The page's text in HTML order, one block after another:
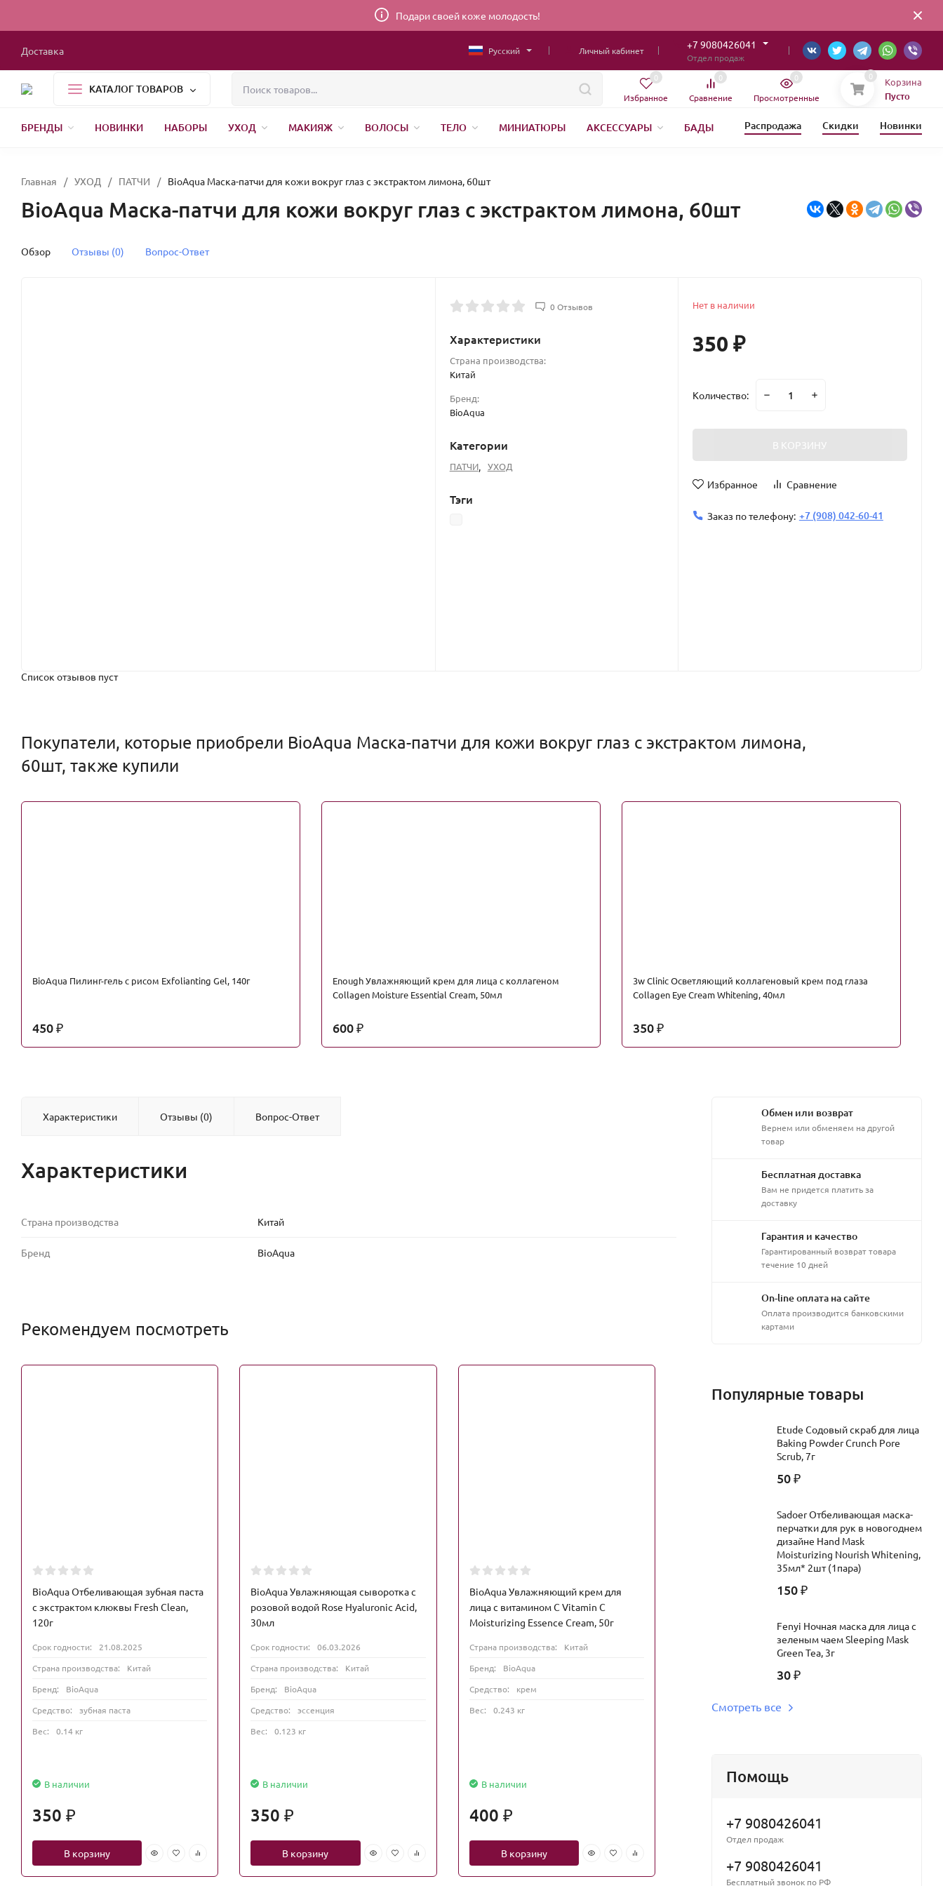
Подари своей коже молодость!
Доставка Русский Личный кабинет +7 9080426041
Отдел продаж
КАТАЛОГ ТОВАРОВ
Избранное
0
Сравнение
0
Просмотренные
0 0 Корзина
Пусто
БРЕНДЫ НОВИНКИ НАБОРЫ УХОД МАКИЯЖ ВОЛОСЫ ТЕЛО МИНИАТЮРЫ АКСЕССУАРЫ
БАДЫ
Распродажа Скидки Новинки
Главная / УХОД / ПАТЧИ / BioAqua Маска-патчи для кожи вокруг глаз с экстрактом лимона, 60шт
BioAqua Маска-патчи для кожи вокруг глаз с экстрактом лимона, 60шт
Обзор Отзывы (0) Вопрос-Ответ
0 Отзывов
Характеристики
Страна производства:
Китай
Бренд:
BioAqua
Категории
ПАТЧИ, УХОД
Тэги
Нет в наличии
350 ₽
Количество:
В КОРЗИНУ
Избранное Сравнение
Заказ по телефону: +7 (908) 042-60-41
Список отзывов пуст
Покупатели, которые приобрели BioAqua Маска-патчи для кожи вокруг глаз с экстрактом лимона,
60шт, также купили
BioAqua Пилинг-гель с рисом Exfolianting Gel, 140г
450 ₽
Enough Увлажняющий крем для лица с коллагеном
Collagen Moisture Essential Cream, 50мл
600 ₽
3w Clinic Осветляющий коллагеновый крем под глаза
Collagen Eye Cream Whitening, 40мл
350 ₽
Характеристики Отзывы (0) Вопрос-Ответ
Характеристики
Страна производства Китай
Бренд BioAqua
Рекомендуем посмотреть
BioAqua Отбеливающая зубная паста
с экстрактом клюквы Fresh Clean,
120г
Срок годности:
21.08.2025
Страна производства:
Китай
Бренд:
BioAqua
Средство:
зубная паста
Вес:
0.14 кг
В наличии
350 ₽
В корзину
BioAqua Увлажняющая сыворотка с
розовой водой Rose Hyaluronic Acid,
30мл
Срок годности:
06.03.2026
Страна производства:
Китай
Бренд:
BioAqua
Средство:
эссенция
Вес:
0.123 кг
В наличии
350₽
В корзину
BioAqua Увлажняющий крем для
лица с витамином С Vitamin C
Moisturizing Essence Cream, 50г
Страна производства:
Китай
Бренд:
BioAqua
Средство:
крем
Вес:
0.243 кг
В наличии
400 ₽
В корзину
BioAqua Крем для рук с экстрактом
Honey Hand Cream, 30г
Китай
0.034 кг
В наличии
Срок
Обмен или возврат
Вернем или обменяем на другой
товар
Бесплатная доставка
Вам не придется платить за
доставку
Гарантия и качество
Гарантированный возврат товара
течение 10 дней
On-line оплата на сайте
Оплата производится банковскими
картами
Популярные товары
Etude Содовый скраб для лица
Baking Powder Crunch Pore
Scrub, 7г
50 ₽
Sadoer Отбеливающая маска-
перчатки для рук в новогоднем
дизайне Hand Mask
Moisturizing Nourish Whitening,
35мл* 2шт (1пара)
150 ₽
Fenyi Ночная маска для лица с
зеленым чаем Sleeping Mask
Green Tea, 3г
30 ₽
Смотреть все
Помощь
+7 9080426041
Отдел продаж
+7 9080426041
Бесплатный звонок по РФ